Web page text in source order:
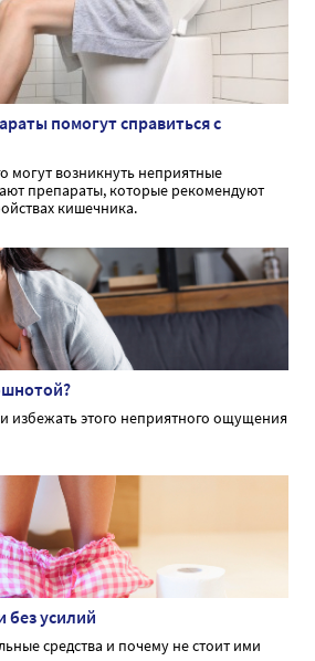
помогут справиться с
могут возникнуть неприятные
препараты, которые рекомендуют
кишечника.
избежать этого неприятного ощущения
без усилий
средства и почему не стоит ими